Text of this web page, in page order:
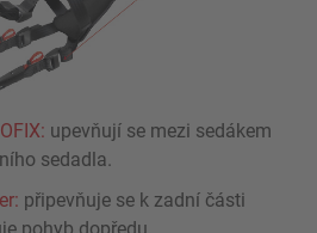
upevňují se mezi sedákem
sedadla.
připevňuje se k zadní části
pohyb dopředu.